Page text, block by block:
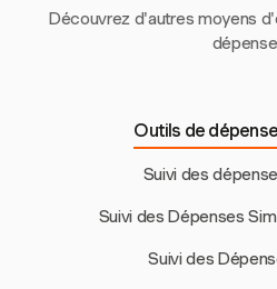
Découvrez d'autres moyens
Outils de
Suivi des
Suivi des Dépenses
Suivi des